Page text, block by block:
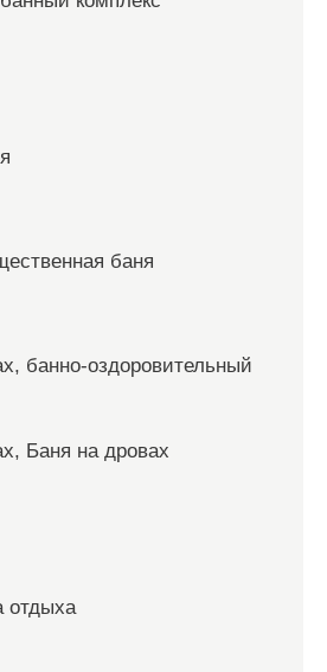
баня
банно-оздоровительный
Баня на дровах
отдыха